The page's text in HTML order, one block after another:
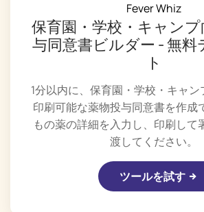
Fever Whiz
保育園・学校・キャン
与同意書ビルダー - 無料
ト
1分以内に、保育園・学校・キャ
印刷可能な薬物投与同意書を作成
もの薬の詳細を入力し、印刷して
渡してください。
ツールを試す